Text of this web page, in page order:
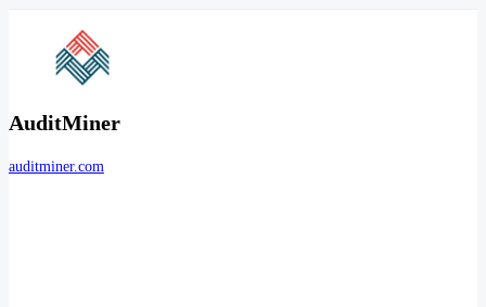
AuditMiner
auditminer.com